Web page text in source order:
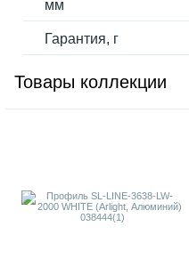
мм
Гарантия, г
Товары коллекции